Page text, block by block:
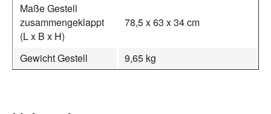
Maße Gestell
zusammengeklappt
(L x B x H)
78,5 x 63 x 34 cm
Gewicht Gestell 9,65 kg